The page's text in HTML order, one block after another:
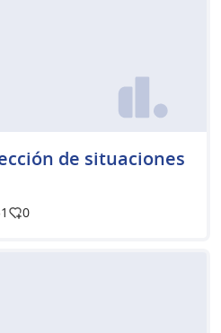
de situaciones
1 0